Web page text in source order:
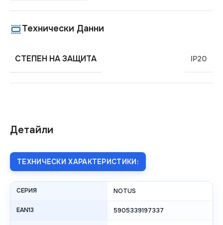
Детайли
ТЕХНИЧЕСКИ ХАРАКТЕРИСТИКИ:
СЕРИЯ NOTUS
EAN13 5905339197337
Технически Данни
СТЕПЕН НА ЗАЩИТА IP20